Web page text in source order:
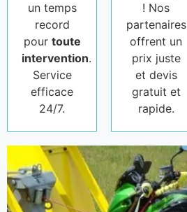
un temps
record
pour toute
intervention.
Service
efficace
24/7.
! Nos
partenaires
offrent un
prix juste
et devis
gratuit et
rapide.